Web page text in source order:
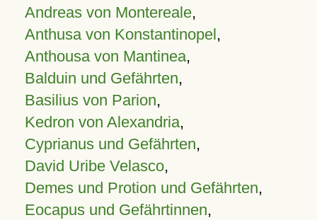
Andreas von Montereale,
Anthusa von Konstantinopel,
Anthousa von Mantinea,
Balduin und Gefährten,
Basilius von Parion,
Kedron von Alexandria,
Cyprianus und Gefährten,
David Uribe Velasco,
Demes und Protion und Gefährten,
Eocapus und Gefährtinnen,